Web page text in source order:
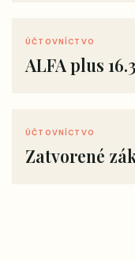
ÚČTOVNÍCTVO
ALFA plus
ÚČTOVNÍCTVO
Zatvorené